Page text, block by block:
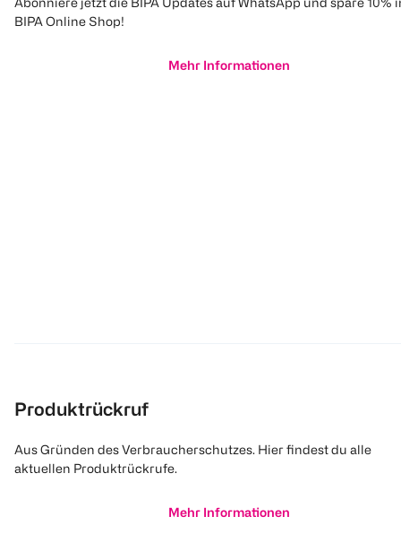
BIPA Online Shop!
Mehr Informationen
Produktrückruf
Aus Gründen des Verbraucherschutzes. Hier findest du alle
aktuellen Produktrückrufe.
Mehr Informationen